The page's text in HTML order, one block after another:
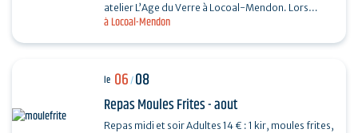
à Locoal-Mendon
atelier L’Age du Verre à Locoal-Mendon. Lors
d’une séance de 3 heures, vous fabriquerez des
le 06/08
Repas Moules Frites - aout
Repas midi et soir Adultes 14 € : 1 kir, moules frites,